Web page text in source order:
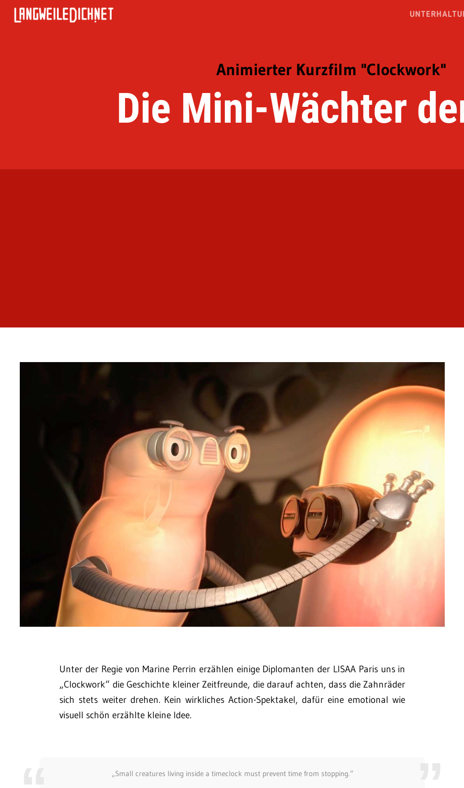
Animierter Kurzfilm "Clockwork"
Die Mini-Wächter
Unter der Regie von Marine Perrin erzählen einige Diplomanten der LISAA Paris uns in
„Clockwork“ die Geschichte kleiner Zeitfreunde, die darauf achten, dass die Zahnräder
sich stets weiter drehen. Kein wirkliches Action-Spektakel, dafür eine emotional wie
visuell schön erzählte kleine Idee.
„Small creatures living inside a timeclock must prevent time from stopping.“